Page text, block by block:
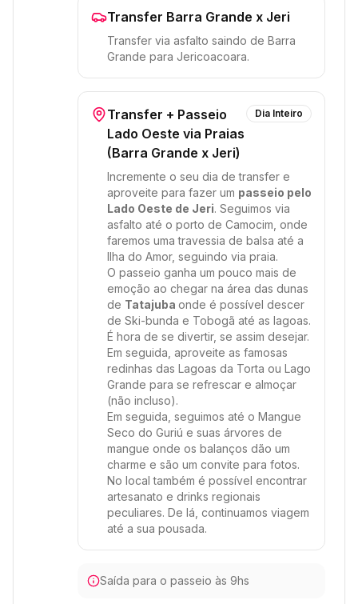
Transfer Barra Grande x Jeri
Transfer via asfalto saindo de Barra
Grande para Jericoacoara.
Transfer + Passeio
Lado Oeste via Praias
(Barra Grande x Jeri)
Dia Inteiro
Incremente o seu dia de transfer e
aproveite para fazer um passeio pelo
Lado Oeste de Jeri. Seguimos via
asfalto até o porto de Camocim, onde
faremos uma travessia de balsa até a
Ilha do Amor, seguindo via praia.
O passeio ganha um pouco mais de
emoção ao chegar na área das dunas
de Tatajuba onde é possível descer
de Ski-bunda e Tobogã até as lagoas.
É hora de se divertir, se assim desejar.
Em seguida, aproveite as famosas
redinhas das Lagoas da Torta ou Lago
Grande para se refrescar e almoçar
(não incluso).
Em seguida, seguimos até o Mangue
Seco do Guriú e suas árvores de
mangue onde os balanços dão um
charme e são um convite para fotos.
No local também é possível encontrar
artesanato e drinks regionais
peculiares. De lá, continuamos viagem
até a sua pousada.
Saída para o passeio às 9hs